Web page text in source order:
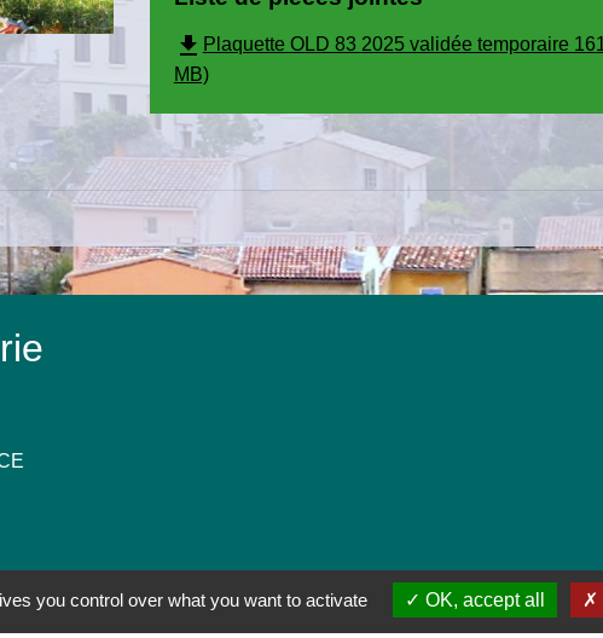
file_downloadPlaquette OLD 83 2025 validée temporaire
MB)
you control over what you want to activate OK, accept all